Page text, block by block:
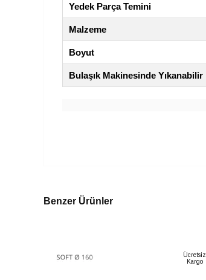
Yedek Parça Temini
Malzeme
Boyut
Bulaşık Makinesinde Yıkanabilir
Benzer Ürünler
Ücretsiz
Kargo